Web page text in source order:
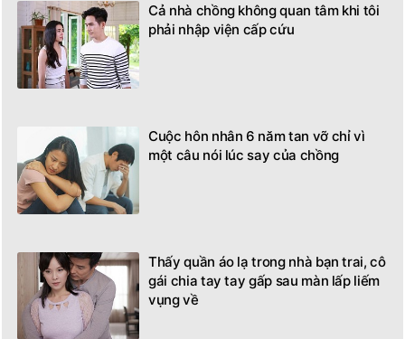
Cả nhà chồng không quan tâm khi tôi
phải nhập viện cấp cứu
Cuộc hôn nhân 6 năm tan vỡ chỉ vì
một câu nói lúc say của chồng
Thấy quần áo lạ trong nhà bạn trai, cô
gái chia tay tay gấp sau màn lấp liếm
vụng về